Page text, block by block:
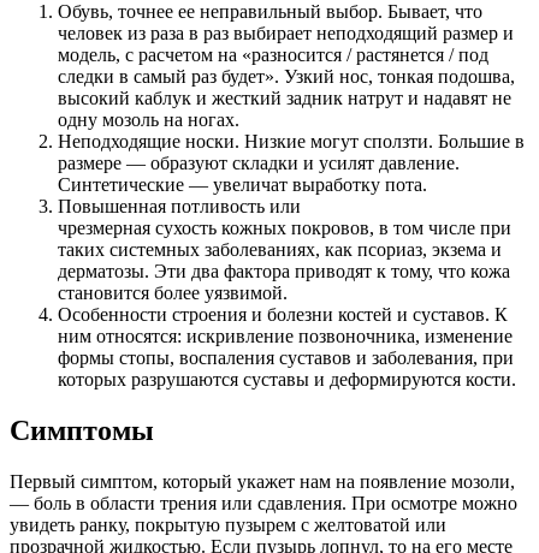
Обувь, точнее ее неправильный выбор. Бывает, что
человек из раза в раз выбирает неподходящий размер и
модель, с расчетом на «разносится / растянется / под
следки в самый раз будет». Узкий нос, тонкая подошва,
высокий каблук и жесткий задник натрут и надавят не
одну мозоль на ногах.
Неподходящие носки. Низкие могут сползти. Большие в
размере — образуют складки и усилят давление.
Синтетические — увеличат выработку пота.
Повышенная потливость или
чрезмерная сухость кожных покровов, в том числе при
таких системных заболеваниях, как псориаз, экзема и
дерматозы. Эти два фактора приводят к тому, что кожа
становится более уязвимой.
Особенности строения и болезни костей и суставов. К
ним относятся: искривление позвоночника, изменение
формы стопы, воспаления суставов и заболевания, при
которых разрушаются суставы и деформируются кости.
Симптомы
Первый симптом, который укажет нам на появление мозоли,
— боль в области трения или сдавления. При осмотре можно
увидеть ранку, покрытую пузырем с желтоватой или
прозрачной жидкостью. Если пузырь лопнул, то на его месте